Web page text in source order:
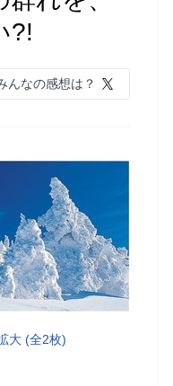
?!
んなの感想は？
大 (全2枚)